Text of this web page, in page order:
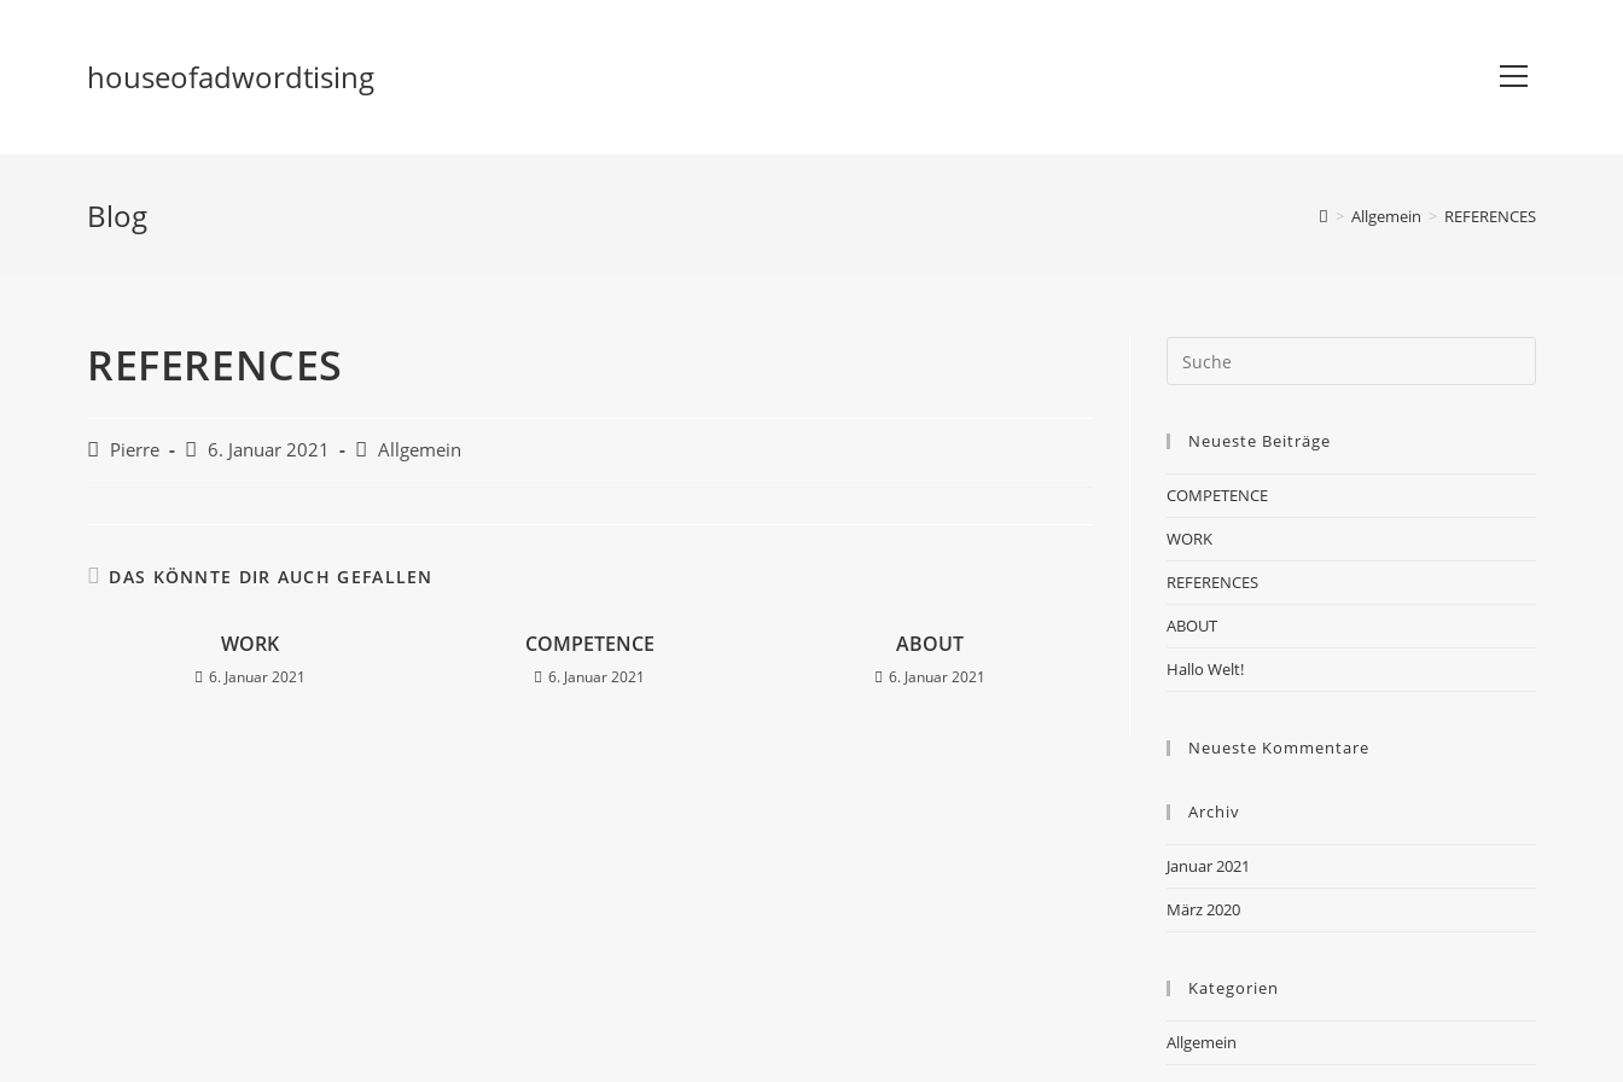
houseofadwordtising
Blog > Allgemein > REFERENCES
REFERENCES
Pierre 6. Januar 2021 Allgemein
DAS KÖNNTE DIR AUCH GEFALLEN
WORK
6. Januar 2021
COMPETENCE
6. Januar 2021
ABOUT
6. Januar 2021
Neueste Beiträge
COMPETENCE
WORK
REFERENCES
ABOUT
Hallo Welt!
Neueste Kommentare
Archiv
Januar 2021
März 2020
Kategorien
Allgemein